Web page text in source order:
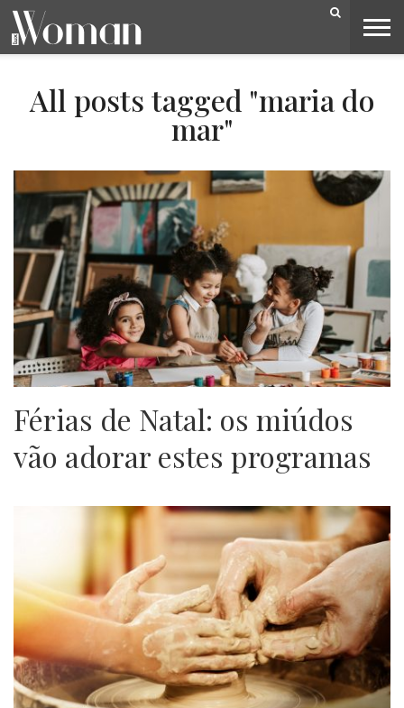
BELEZA
CAPA
LIFESTYLE
MODA
OPINIÃO
PESSOAS
SOCIEDADE
VIDEOS
All posts tagged "maria do
mar"
Férias de Natal: os miúdos
vão adorar estes programas